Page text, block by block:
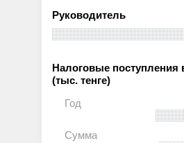
Руководитель
Налоговые поступления
(тыс. тенге)